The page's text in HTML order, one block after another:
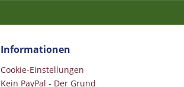
Informationen
Cookie-Einstellungen
Kein PayPal - Der Grund